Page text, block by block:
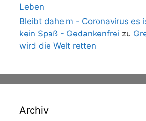
Leben
Bleibt daheim - Coronavirus es
kein Spaß - Gedankenfrei zu
wird die Welt retten
Archiv